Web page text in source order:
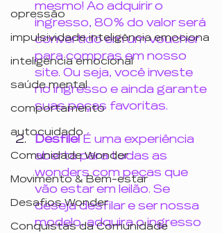
opressão
impulsividade inteligência emociona
inteligência emocional
saúde mental
comportamento
autocuidado
Comunidade Wonder
Movimento & Bem-estar
Desafios Wonder
Conquistas da Comunidade
mesmo! Ao adquirir o
ingresso, 80% do valor será
convertido em um voucher
para compras em nosso
site. Ou seja, você investe
no ingresso e ainda garante
suas peças favoritas.
Desfile! É uma experiência
aberta para todas as
wonders com peças que
vão estar em leilão. Se
deseja desfilar e ser nossa
modelo, adquira o ingresso